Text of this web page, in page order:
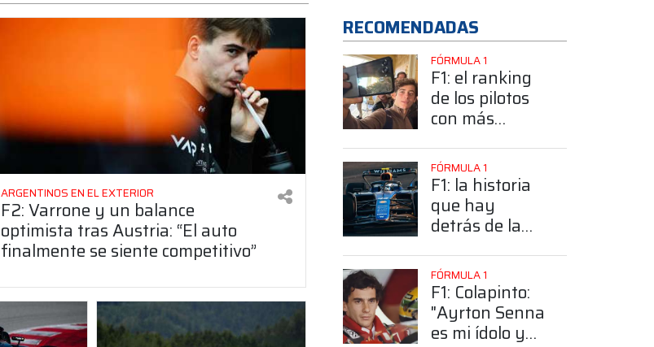
ARGENTINOS EN EL EXTERIOR
F2: Varrone y un balance
optimista tras Austria: “El auto
finalmente se siente competitivo”
RECOMENDADAS
FÓRMULA 1
F1: el ranking
de los pilotos
con más
sorprendente
posición de
Colapinto
FÓRMULA 1
F1: la historia
que hay
detrás de la
Colapinto del
número 43
FÓRMULA 1
F1: Colapinto:
"Ayrton Senna
es mi ídolo y